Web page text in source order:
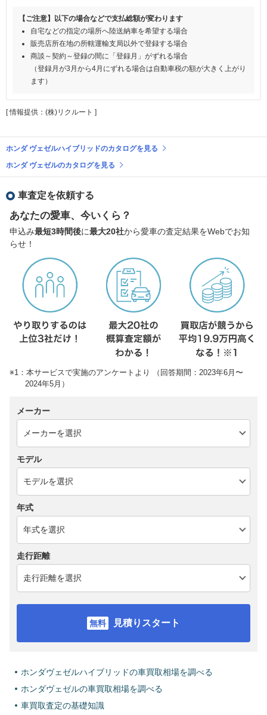
【ご注意】以下の場合などで支払総額が変わります
自宅などの指定の場所へ陸送納車を希望する場合
販売店所在地の所轄運輸支局以外で登録する場合
商談～契約～登録の間に「登録月」がずれる場合
（登録月が3月から4月にずれる場合は自動車税の額が大きく上がり
ます）
[ 情報提供：(株)リクルート ]
ホンダ ヴェゼルハイブリッドのカタログを見る
ホンダ ヴェゼルのカタログを見る
車査定を依頼する
あなたの愛車、今いくら？
申込み最短3時間後に最大20社から愛車の査定結果をWebでお知
らせ！
※1：本サービスで実施のアンケートより （回答期間：2023年6月〜
2024年5月）
メーカー
モデル
年式
走行距離
見積りスタート
ホンダヴェゼルハイブリッドの車買取相場を調べる
ホンダヴェゼルの車買取相場を調べる
車買取査定の基礎知識